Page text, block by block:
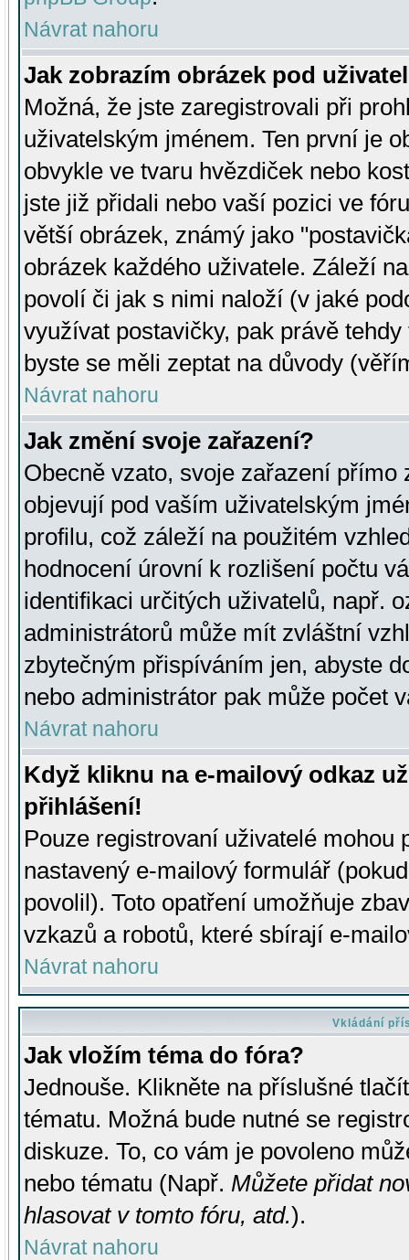
Návrat nahoru
Jak zobrazím obrázek pod
Možná, že jste zaregistrovali při
uživatelským jménem. Ten první je
obvykle ve tvaru hvězdiček nebo
jste již přidali nebo vaší pozici ve
větší obrázek, známý jako
obrázek každého uživatele. Záleží
povolí či jak s nimi naloží (v jaké
využívat postavičky, pak právě
byste se měli zeptat na důvody
Návrat nahoru
Jak změní svoje zařazení?
Obecně vzato, svoje zařazení přímo
objevují pod vaším uživatelským
profilu, což záleží na použitém
hodnocení úrovní k rozlišení počtu
identifikaci určitých uživatelů, např.
administrátorů může mít zvláštní
zbytečným přispíváním jen, abyste
nebo administrátor pak může počet
Návrat nahoru
Když kliknu na e-mailový odkaz
přihlášení!
Pouze registrovaní uživatelé mohou
nastavený e-mailový formulář
povolil). Toto opatření umožňuje
vzkazů a robotů, které sbírají e-
Návrat nahoru
Vkládání
Jak vložím téma do fóra?
Jednouše. Klikněte na příslušné
tématu. Možná bude nutné se
diskuze. To, co vám je povoleno
nebo tématu (Např. Můžete přidat
hlasovat v tomto fóru, atd.).
Návrat nahoru